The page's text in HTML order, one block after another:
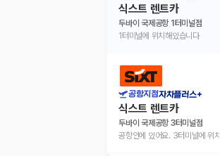
식스트 렌트카
두바이 국제공항 1터미널점
1터미널에 위치해있습니다
공항지점자차플러스+
식스트 렌트카
두바이 국제공항 3터미널점
공항안에 있어요. 3터미널에 위